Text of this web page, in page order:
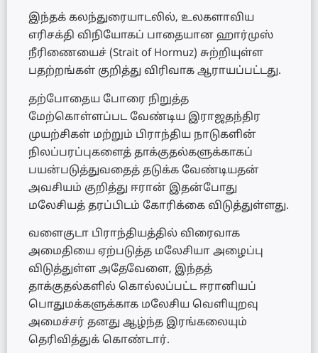
இந்தக் கலந்துரையாடலில், உலகளாவிய
எரிசக்தி விநியோகப் பாதையான ஹார்முஸ்
நீரிணையைச் (Strait of Hormuz) சுற்றியுள்ள
பதற்றங்கள் குறித்து விரிவாக ஆராயப்பட்டது.
தற்போதைய போரை நிறுத்த
மேற்கொள்ளப்பட வேண்டிய இராஜதந்திர
முயற்சிகள் மற்றும் பிராந்திய நாடுகளின்
நிலப்பரப்புகளைத் தாக்குதல்களுக்காகப்
பயன்படுத்துவதைத் தடுக்க வேண்டியதன்
அவசியம் குறித்து ஈரான் இதன்போது
மலேசியத் தரப்பிடம் கோரிக்கை விடுத்துள்ளது.
வளைகுடா பிராந்தியத்தில் விரைவாக
அமைதியை ஏற்படுத்த மலேசியா அழைப்பு
விடுத்துள்ள அதேவேளை, இந்தத்
தாக்குதல்களில் கொல்லப்பட்ட ஈரானியப்
பொதுமக்களுக்காக மலேசிய வெளியுறவு
அமைச்சர் தனது ஆழ்ந்த இரங்கலையும்
தெரிவித்துக் கொண்டார்.